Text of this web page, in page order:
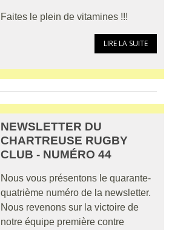
Faites le plein de vitamines !!!
LIRE LA SUITE
NEWSLETTER DU
CHARTREUSE RUGBY
CLUB - NUMÉRO 44
Nous vous présentons le quarante-
quatrième numéro de la newsletter.
Nous revenons sur la victoire de
notre équipe première contre